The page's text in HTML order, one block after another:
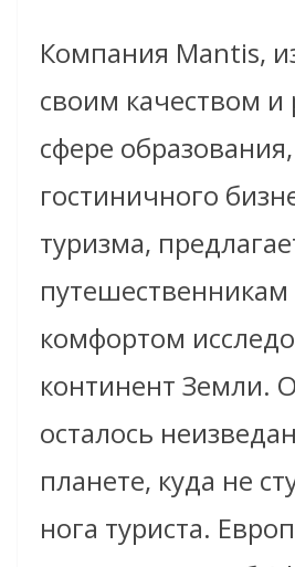
Компания Mantis,
своим качеством
сфере образования,
гостиничного
туризма,
путешественникам
комфортом
континент Земли.
осталось
планете, куда не
нога туриста.